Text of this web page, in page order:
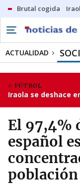
Brutal cogida
ACTUALIDAD
FÚTBOL
Iraola se deshace
El 97,4%
español
población